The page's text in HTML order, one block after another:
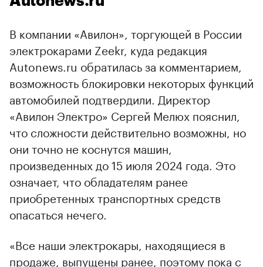
В компании «Авилон», торгующей в России
электрокарами Zeekr, куда редакция
Autonews.ru обратилась за комментарием,
возможность блокировки некоторых функций
автомобилей подтвердили. Директор
«Авилон Электро» Сергей Мелюх пояснил,
что сложности действительно возможны, но
они точно не коснутся машин,
произведенных до 15 июля 2024 года. Это
означает, что обладателям ранее
приобретенных транспортных средств
опасаться нечего.
«Все наши электрокары, находящиеся в
продаже, выпущены ранее, поэтому пока с